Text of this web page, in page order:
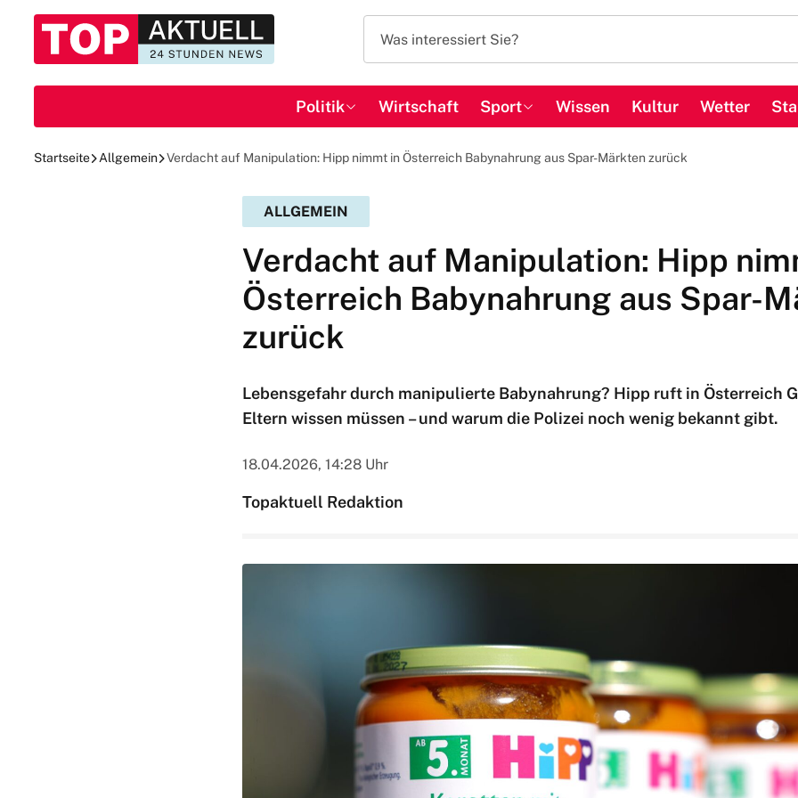
Politik Wirtschaft Sport Wissen Kultur Wetter
Startseite Allgemein Verdacht auf Manipulation: Hipp nimmt in Österreich Babynahrung aus Spar-Märkten zurück
ALLGEMEIN
Verdacht auf Manipulation: Hipp
Österreich Babynahrung aus Spar-
zurück
Lebensgefahr durch manipulierte Babynahrung? Hipp ruft in Österreich
Eltern wissen müssen – und warum die Polizei noch wenig bekannt gibt.
18.04.2026, 14:28 Uhr
Topaktuell Redaktion